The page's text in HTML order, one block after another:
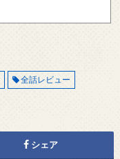
全話レビュー
シェア